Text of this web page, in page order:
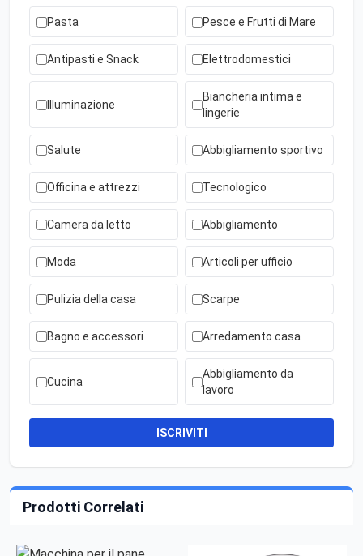
Pasta Pesce e Frutti di Mare
Antipasti e Snack Elettrodomestici
Illuminazione
Biancheria intima e
lingerie
Salute Abbigliamento sportivo
Officina e attrezzi Tecnologico
Camera da letto Abbigliamento
Moda Articoli per ufficio
Pulizia della casa Scarpe
Bagno e accessori Arredamento casa
Cucina
Abbigliamento da
lavoro
ISCRIVITI
Prodotti Correlati